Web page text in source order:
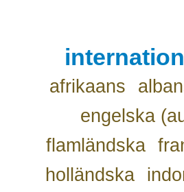
afrikaans
engelska
flamländska
holländska